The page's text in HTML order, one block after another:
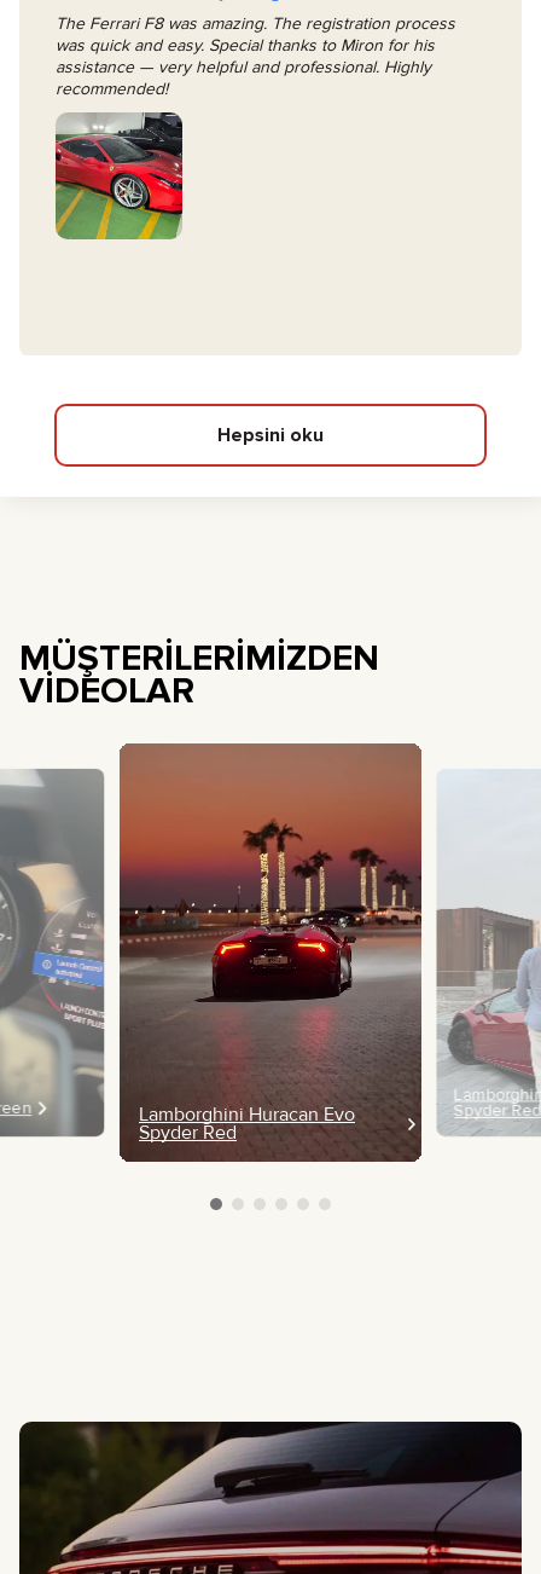
The Ferrari F8 was amazing. The registration process
was quick and easy. Special thanks to Miron for his
assistance — very helpful and professional. Highly
recommended!
Hepsini oku
MÜŞTERİLERİMİZDEN
VİDEOLAR
Lamborghini Huracan Evo
Spyder Red
Spyder Red